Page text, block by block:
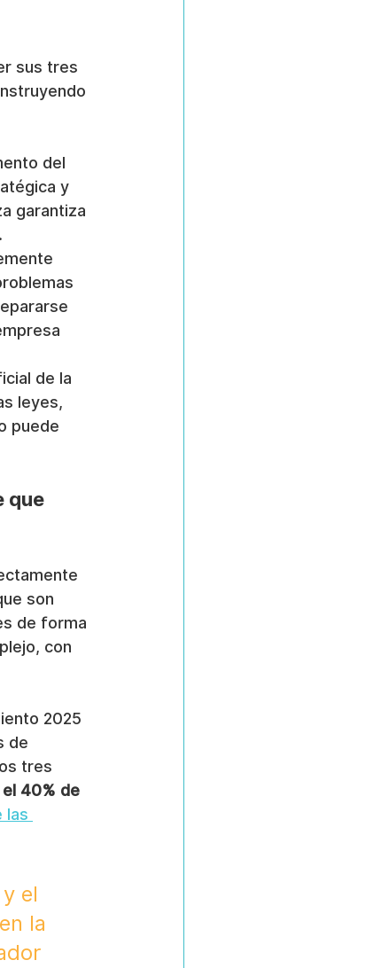
sus tres
del
y
garantiza
de la
leyes,
puede
que
son
de forma
con
2025
de
tres
el 40% de
las
el
la